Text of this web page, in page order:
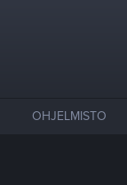
OHJELMISTO